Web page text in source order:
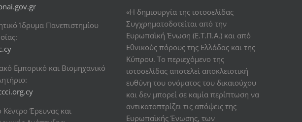
Ίδρυμα Πανεπιστημίου
Εμπορικό και Βιομηχανικό
Κέντρο Έρευνας και
«Η δημιουργία της ιστοσελίδας
Συγχρηματοδοτείται από την
Ευρωπαϊκή Ένωση (Ε.Τ.Π.Α.) και από
Εθνικούς πόρους της Ελλάδας και της
Κύπρου. Το περιεχόμενο της
ιστοσελίδας αποτελεί αποκλειστική
ευθύνη του ονόματος του δικαιούχου
και δεν μπορεί σε καμία περίπτωση να
αντικατοπτρίζει τις απόψεις της
Ευρωπαϊκής Ένωσης, των